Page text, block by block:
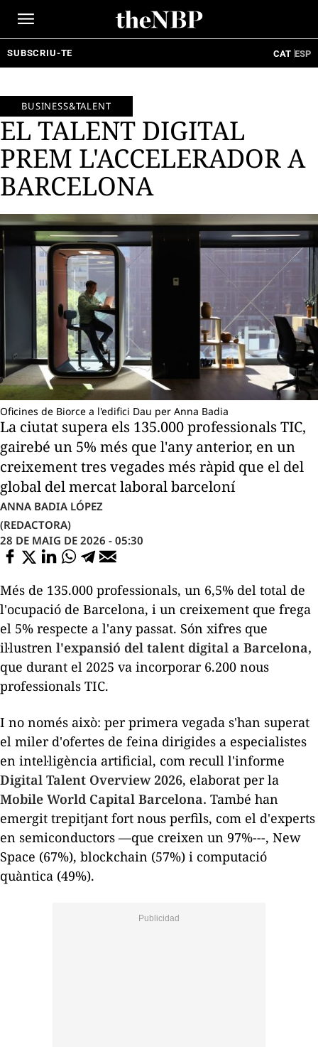
SUBSCRIU-TE CAT ESP
BUSINESS&TALENT
EL TALENT DIGITAL
PREM L'ACCELERADOR A
BARCELONA
Oficines de Biorce a l'edifici Dau per Anna Badia
La ciutat supera els 135.000 professionals TIC,
gairebé un 5% més que l'any anterior, en un
creixement tres vegades més ràpid que el del
global del mercat laboral barceloní
ANNA BADIA LÓPEZ
(REDACTORA)
28 DE MAIG DE 2026 - 05:30
Més de 135.000 professionals, un 6,5% del total de
l'ocupació de Barcelona, i un creixement que frega
el 5% respecte a l'any passat. Són xifres que
il·lustren l'expansió del talent digital a Barcelona,
que durant el 2025 va incorporar 6.200 nous
professionals TIC.
I no només això: per primera vegada s'han superat
el miler d'ofertes de feina dirigides a especialistes
en intel·ligència artificial, com recull l'informe
Digital Talent Overview 2026, elaborat per la
Mobile World Capital Barcelona. També han
emergit trepitjant fort nous perfils, com el d'experts
en semiconductors —que creixen un 97%---, New
Space (67%), blockchain (57%) i computació
quàntica (49%).